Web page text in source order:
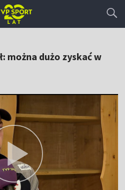
można dużo zyskać w